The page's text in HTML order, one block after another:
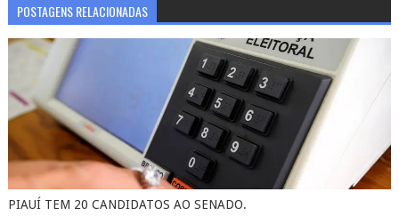
POSTAGENS RELACIONADAS
PIAUÍ TEM 20 CANDIDATOS AO SENADO.